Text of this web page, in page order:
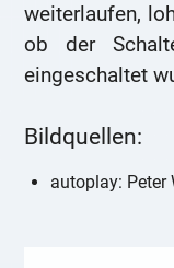
weiterlaufen,
ob der
eingeschaltet
Bildquellen:
autoplay: Peter